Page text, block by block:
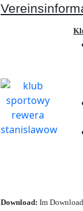
Download: Im